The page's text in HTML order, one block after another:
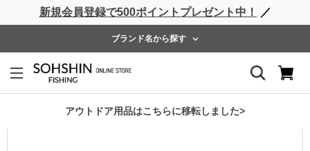
新規会員登録で500ポイントプレゼント中！ ／
ブランド名から探す
アウトドア用品はこちらに移転しました>
ライフベスト ウェーダー レインウェア フットウェア
ログイン
会員のお客様